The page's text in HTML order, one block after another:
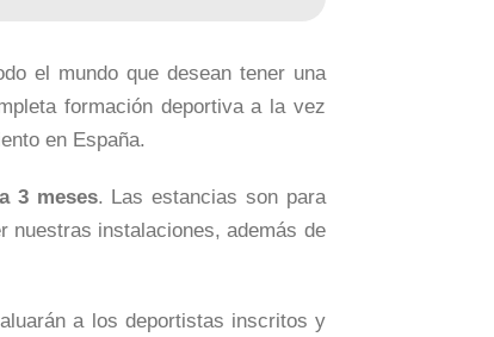
el mundo que desean tener una
formación deportiva a la vez
en España.
3 meses. Las estancias son para
instalaciones, además de
a los deportistas inscritos y